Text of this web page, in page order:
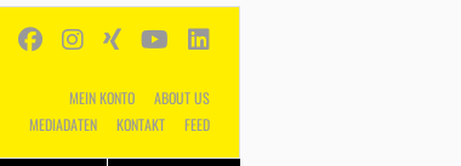
MEIN KONTO
ABOUT US
MEDIADATEN
KONTAKT FEED